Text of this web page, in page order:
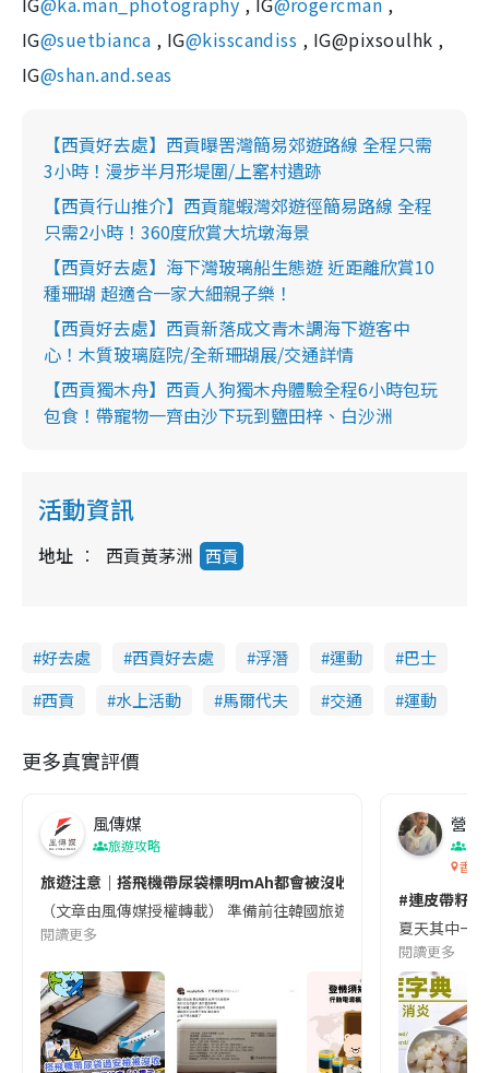
IG@suetbianca , IG@kisscandiss , IG@pixsoulhk ,
IG@shan.and.seas
【西貢好去處】西貢曝罟灣簡易郊遊路線 全程只需
3小時！漫步半月形堤圍/上窰村遺跡
【西貢行山推介】西貢龍蝦灣郊遊徑簡易路線 全程
只需2小時！360度欣賞大坑墩海景
【西貢好去處】海下灣玻璃船生態遊 近距離欣賞10
種珊瑚 超適合一家大細親子樂！
【西貢好去處】西貢新落成文青木調海下遊客中
心！木質玻璃庭院/全新珊瑚展/交通詳情
【西貢獨木舟】西貢人狗獨木舟體驗全程6小時包玩
包食！帶寵物一齊由沙下玩到鹽田梓、白沙洲
活動資訊
地址 西貢黃茅洲 西貢
好去處 西貢好去處 浮潛 運動
巴士
西貢
水上活動 馬爾代夫 交通 運動
更多真實評價
風傳媒
旅遊攻略
旅遊注意｜搭飛機帶尿袋標明mAh都會被沒收😱出發前切記檢查
（文章由風傳媒授權轉載） 準備前往韓國旅遊的民眾，近期要
閱讀更多
營養
香港
#連皮帶籽
夏天其中一
閱讀更多